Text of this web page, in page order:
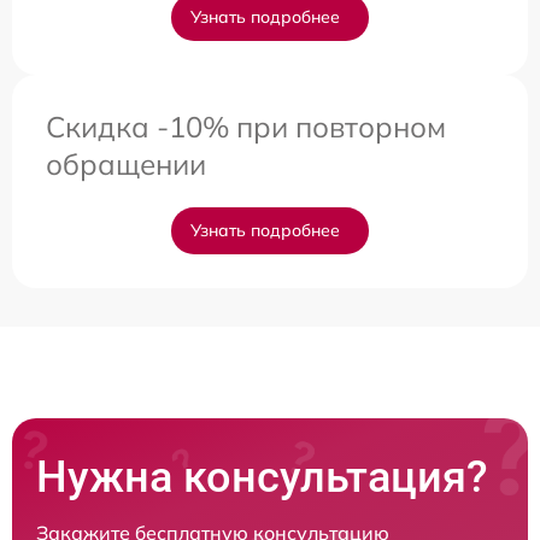
Узнать подробнее
Скидка -10% при повторном
обращении
Узнать подробнее
Нужна консультация?
Закажите бесплатную консультацию